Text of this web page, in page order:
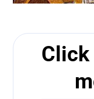
Click